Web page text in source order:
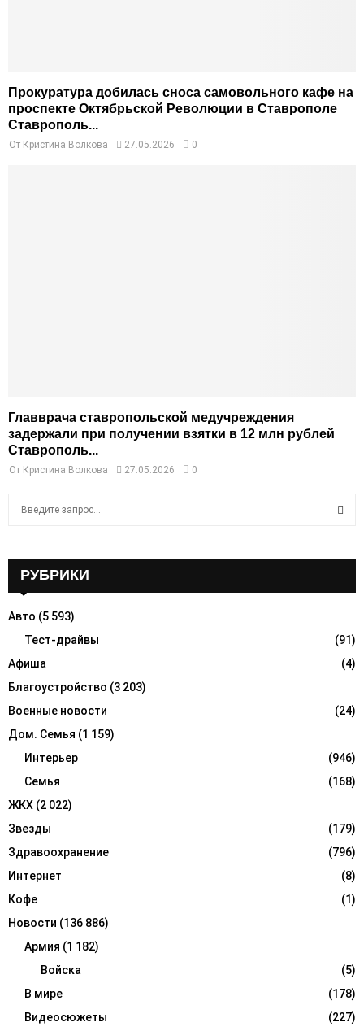
Прокуратура добилась сноса самовольного кафе на
проспекте Октябрьской Революции в Ставрополе
Ставрополь...
От Кристина Волкова 27.05.2026 0
Главврача ставропольской медучреждения
задержали при получении взятки в 12 млн рублей
Ставрополь...
От Кристина Волкова 27.05.2026 0
o
R
C
H
РУБРИКИ
Авто (5 593)
Тест-драйвы
(91)
Афиша
(4)
Благоустройство (3 203)
Военные новости
(24)
Дом. Семья (1 159)
Интерьер
(946)
Семья
(168)
ЖКХ (2 022)
Звезды
(179)
Здравоохранение
(796)
Интернет
(8)
Кофе
(1)
Новости (136 886)
Армия (1 182)
Войска
(5)
В мире
(178)
Видеосюжеты
(227)